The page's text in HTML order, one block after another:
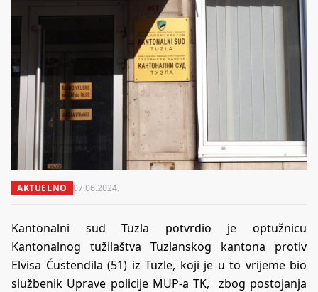
AKTUELNO 07.06.2024.
Kantonalni sud Tuzla potvrdio je optužnicu
Kantonalnog tužilaštva Tuzlanskog kantona protiv
Elvisa Ćustendila (51) iz Tuzle, koji je u to vrijeme bio
službenik Uprave policije MUP-a TK, zbog postojanja